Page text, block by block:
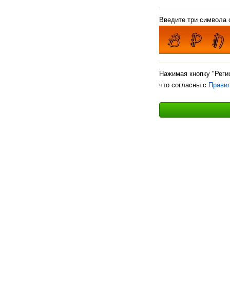
Введите три символа
Нажимая кнопку
что согласны с